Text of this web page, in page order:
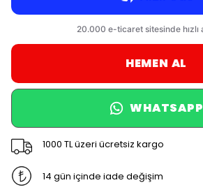
HEMEN AL
WHATSAPP
1000 TL üzeri ücretsiz kargo
14 gün içinde iade değişim